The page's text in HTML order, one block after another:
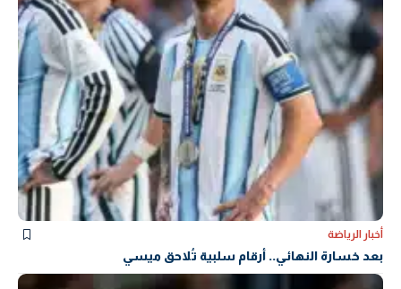
أخبار الرياضة
بعد خسارة النهائي.. أرقام سلبية تُلاحق ميسي